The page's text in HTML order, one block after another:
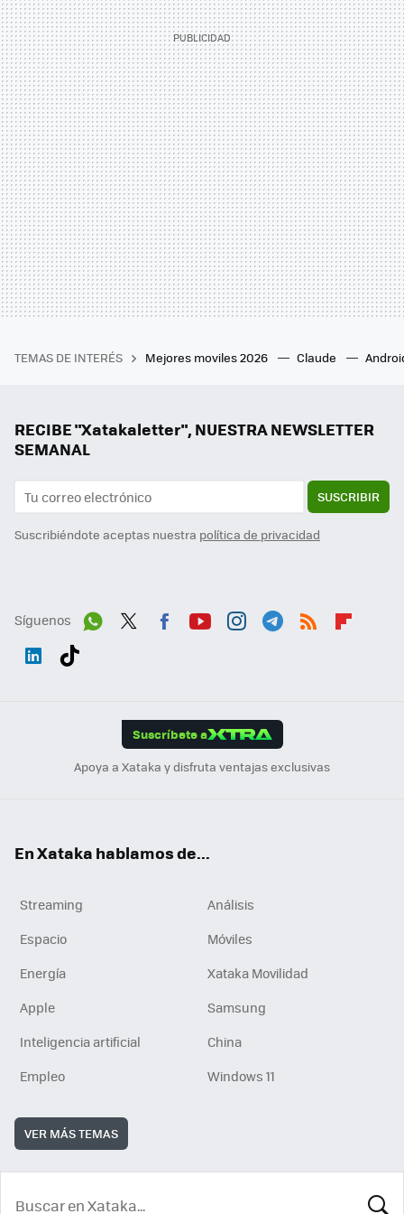
TEMAS DE INTERÉS Mejores moviles 2026 Claude
RECIBE "Xatakaletter", NUESTRA NEWSLETTER
SEMANAL
SUSCRIBIR
Suscribiéndote aceptas nuestra política de privacidad
Síguenos
Suscríbete a
Apoya a Xataka y disfruta ventajas exclusivas
En Xataka hablamos de...
Streaming
Análisis
Espacio
Móviles
Energía
Xataka Movilidad
Apple
Samsung
Inteligencia artificial
China
Empleo
Windows 11
VER MÁS TEMAS